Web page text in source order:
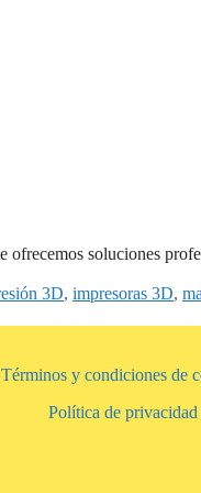
soluciones
3D, impresoras 3D,
Términos y condiciones de
Política de privacidad